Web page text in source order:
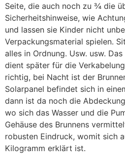
Seite, die auch noch zu ¾ die
Sicherheitshinweise, wie
und lassen sie Kinder nicht
Verpackungsmaterial spielen.
alles in Ordnung. Usw. usw.
dient später für die
richtig, bei Nacht ist der
Solarpanel befindet sich in
dann ist da noch die
wo sich das Wasser und die
Gehäuse des Brunnens
robusten Eindruck, womit sich
Kilogramm erklärt ist.